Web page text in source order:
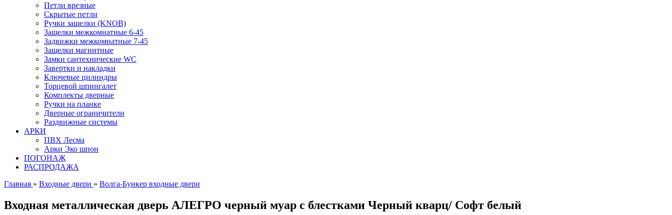
Петли врезные
Скрытые петли
Ручки защелки (KNOB)
Защелки межкомнатные 6-45
Задвижки межкомнатные 7-45
Защелки магнитные
Замки сантехнические WC
Завертки и накладки
Ключевые цилиндры
Торцевой шпингалет
Комплекты дверные
Ручки на планке
Дверные ограничители
Раздвижные системы
АРКИ
ПВХ Лесма
Арки Эко шпон
ПОГОНАЖ
РАСПРОДАЖА
Главная » Входные двери » Волга-Бункер входные двери
Входная металлическая дверь АЛЕГРО черный муар с блестками Черный кварц/ Софт белый